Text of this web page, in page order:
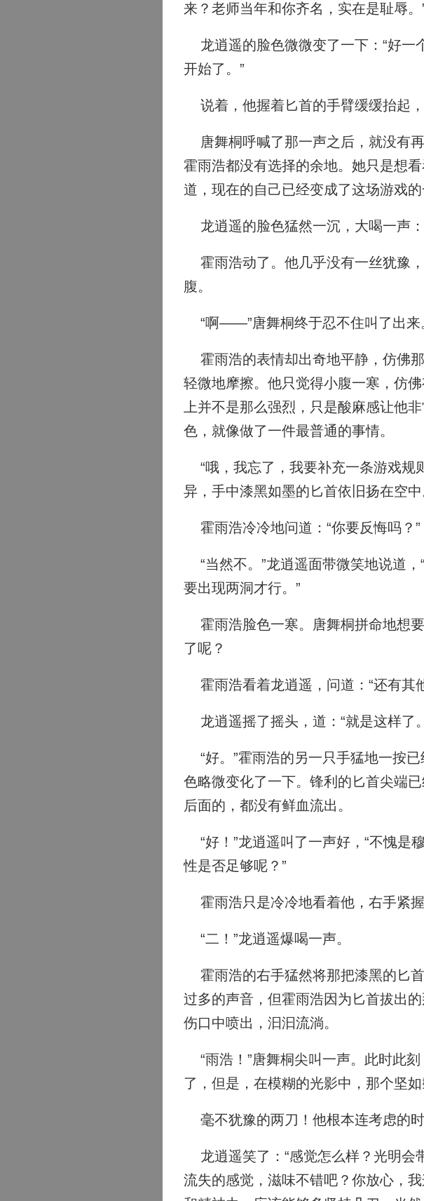
来？老师当年和你齐名，实在是耻辱。
龙逍遥的脸色微微变了一下：“好一
开始了。”
说着，他握着匕首的手臂缓缓抬起，
唐舞桐呼喊了那一声之后，就没有
霍雨浩都没有选择的余地。她只是想
道，现在的自己已经变成了这场游戏
龙逍遥的脸色猛然一沉，大喝一声：
霍雨浩动了。他几乎没有一丝犹豫
腹。
“啊——”唐舞桐终于忍不住叫了出来
霍雨浩的表情却出奇地平静，仿佛
轻微地摩擦。他只觉得小腹一寒，仿
上并不是那么强烈，只是酸麻感让他
色，就像做了一件最普通的事情。
“哦，我忘了，我要补充一条游戏规
异，手中漆黑如墨的匕首依旧扬在空中
霍雨浩冷冷地问道：“你要反悔吗？”
“当然不。”龙逍遥面带微笑地说道
要出现两洞才行。”
霍雨浩脸色一寒。唐舞桐拼命地想
了呢？
霍雨浩看着龙逍遥，问道：“还有其
龙逍遥摇了摇头，道：“就是这样了
“好。”霍雨浩的另一只手猛地一按
色略微变化了一下。锋利的匕首尖端
后面的，都没有鲜血流出。
“好！”龙逍遥叫了一声好，“不愧是
性是否足够呢？”
霍雨浩只是冷冷地看着他，右手紧握
“二！”龙逍遥爆喝一声。
霍雨浩的右手猛然将那把漆黑的匕
过多的声音，但霍雨浩因为匕首拔出
伤口中喷出，汩汩流淌。
“雨浩！”唐舞桐尖叫一声。此时此
了，但是，在模糊的光影中，那个坚
毫不犹豫的两刀！他根本连考虑的
龙逍遥笑了：“感觉怎么样？光明会
流失的感觉，滋味不错吧？你放心，